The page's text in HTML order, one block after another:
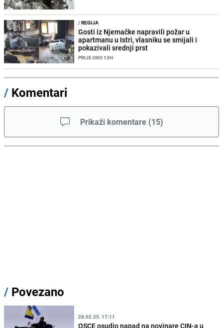
/REGIJA
Gosti iz Njemačke napravili požar u
apartmanu u Istri, vlasniku se smijali i
pokazivali srednji prst
PRIJE OKO 13H
/ Komentari
Prikaži komentare (15)
/ Povezano
28.02.25. 17:11
OSCE osudio napad na novinare CIN-a u